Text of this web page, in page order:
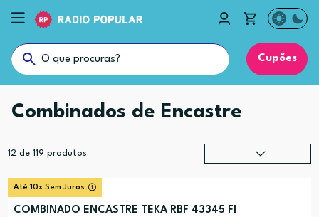
Cupões
Combinados de Encastre
12 de 119 produtos
Até 10x Sem Juros
COMBINADO ENCASTRE TEKA RBF 43345 FI